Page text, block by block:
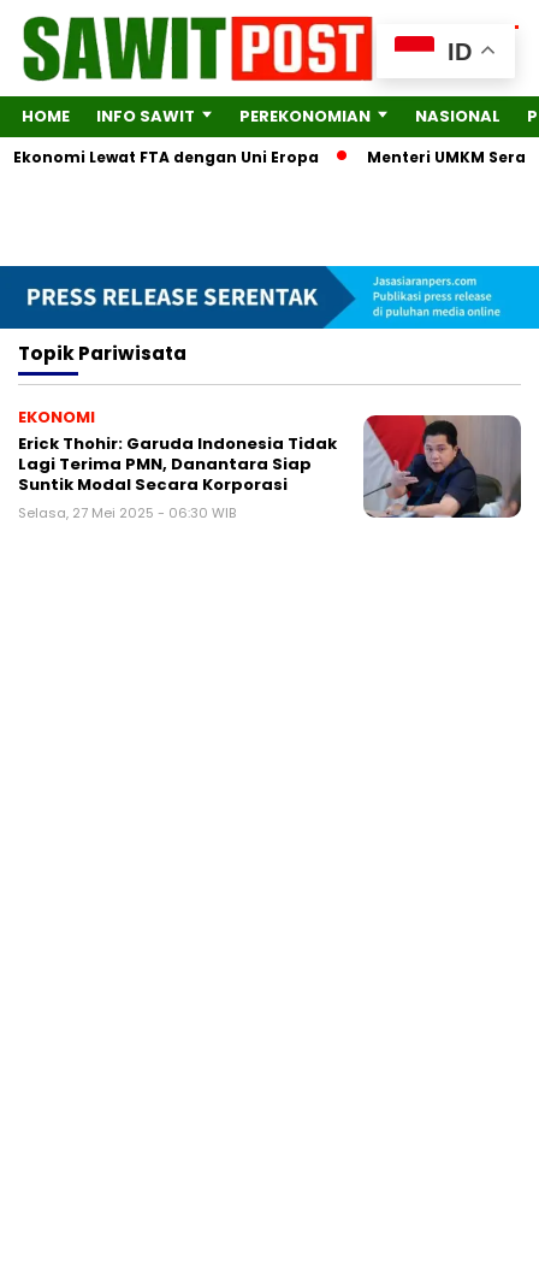
HOME INFO SAWIT PEREKONOMIAN NASIONAL
Lewat FTA dengan Uni Eropa Menteri UMKM
TopikPariwisata
EKONOMI
Erick Thohir: Garuda Indonesia Tidak
Lagi Terima PMN, Danantara Siap
Suntik Modal Secara Korporasi
Selasa, 27 Mei 2025 - 06:30 WIB
ID